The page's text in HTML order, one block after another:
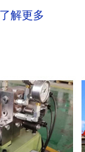
解更多